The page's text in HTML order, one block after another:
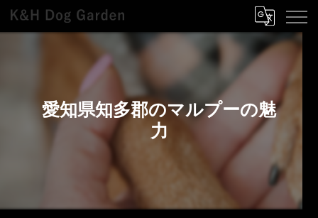
愛知県知多郡のマルプーの魅
力